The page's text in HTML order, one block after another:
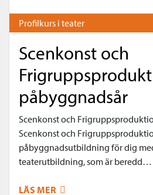
Profilkurs i teater
Scenkonst och
påbyggnadsår
Scenkonst och
Scenkonst och
påbyggnadsutbildning för dig
teaterutbildning, som är beredd…
LÄS MER